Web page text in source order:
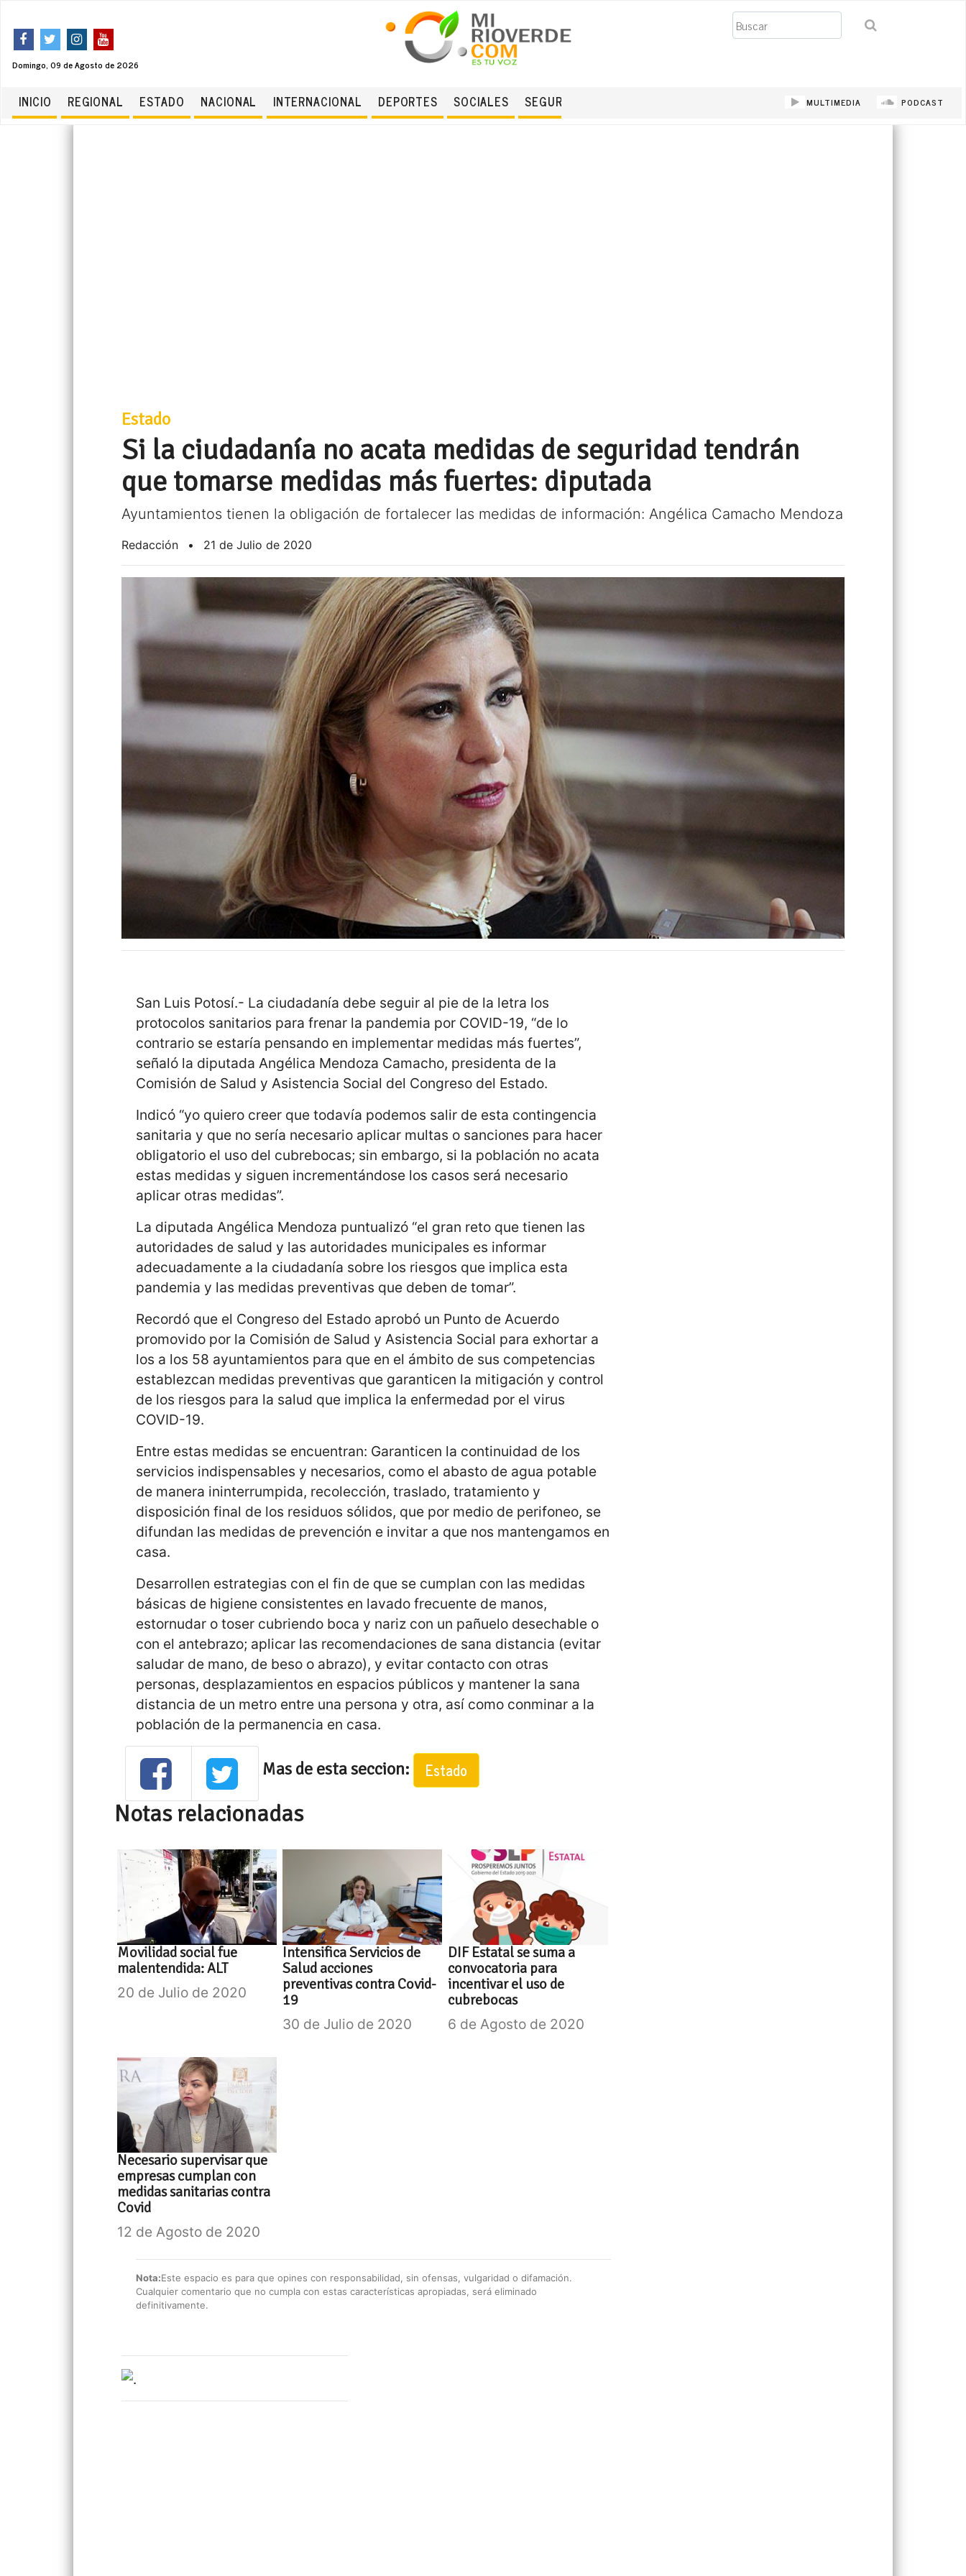
Domingo, 09 de Agosto de 2026
Buscar
INICIO REGIONAL ESTADO NACIONAL INTERNACIONAL DEPORTES SOCIALES SEGURIDAD MULTIMEDIA PODCAST
Estado
Si la ciudadanía no acata medidas de seguridad tendrán
que tomarse medidas más fuertes: diputada
Ayuntamientos tienen la obligación de fortalecer las medidas de información: Angélica Camacho Mendoza
Redacción • 21 de Julio de 2020
San Luis Potosí.- La ciudadanía debe seguir al pie de la letra los
protocolos sanitarios para frenar la pandemia por COVID-19, “de lo
contrario se estaría pensando en implementar medidas más fuertes”,
señaló la diputada Angélica Mendoza Camacho, presidenta de la
Comisión de Salud y Asistencia Social del Congreso del Estado.
Indicó “yo quiero creer que todavía podemos salir de esta contingencia
sanitaria y que no sería necesario aplicar multas o sanciones para hacer
obligatorio el uso del cubrebocas; sin embargo, si la población no acata
estas medidas y siguen incrementándose los casos será necesario
aplicar otras medidas”.
La diputada Angélica Mendoza puntualizó “el gran reto que tienen las
autoridades de salud y las autoridades municipales es informar
adecuadamente a la ciudadanía sobre los riesgos que implica esta
pandemia y las medidas preventivas que deben de tomar”.
Recordó que el Congreso del Estado aprobó un Punto de Acuerdo
promovido por la Comisión de Salud y Asistencia Social para exhortar a
los a los 58 ayuntamientos para que en el ámbito de sus competencias
establezcan medidas preventivas que garanticen la mitigación y control
de los riesgos para la salud que implica la enfermedad por el virus
COVID-19.
Entre estas medidas se encuentran: Garanticen la continuidad de los
servicios indispensables y necesarios, como el abasto de agua potable
de manera ininterrumpida, recolección, traslado, tratamiento y
disposición final de los residuos sólidos, que por medio de perifoneo, se
difundan las medidas de prevención e invitar a que nos mantengamos en
casa.
Desarrollen estrategias con el fin de que se cumplan con las medidas
básicas de higiene consistentes en lavado frecuente de manos,
estornudar o toser cubriendo boca y nariz con un pañuelo desechable o
con el antebrazo; aplicar las recomendaciones de sana distancia (evitar
saludar de mano, de beso o abrazo), y evitar contacto con otras
personas, desplazamientos en espacios públicos y mantener la sana
distancia de un metro entre una persona y otra, así como conminar a la
población de la permanencia en casa.
Mas de esta seccion: Estado
Notas relacionadas
Movilidad social fue
malentendida: ALT
20 de Julio de 2020
Intensifica Servicios de
Salud acciones
preventivas contra Covid-
19
30 de Julio de 2020
DIF Estatal se suma a
convocatoria para
incentivar el uso de
cubrebocas
6 de Agosto de 2020
Necesario supervisar que
empresas cumplan con
medidas sanitarias contra
Covid
12 de Agosto de 2020
Nota:Este espacio es para que opines con responsabilidad, sin ofensas, vulgaridad o difamación.
Cualquier comentario que no cumpla con estas características apropiadas, será eliminado
definitivamente.